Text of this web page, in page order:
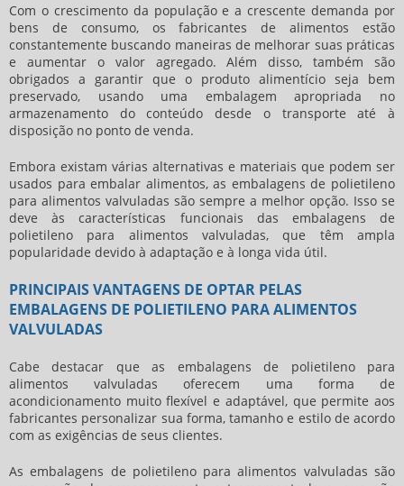
Com o crescimento da população e a crescente demanda por
bens de consumo, os fabricantes de alimentos estão
constantemente buscando maneiras de melhorar suas práticas
e aumentar o valor agregado. Além disso, também são
obrigados a garantir que o produto alimentício seja bem
preservado, usando uma embalagem apropriada no
armazenamento do conteúdo desde o transporte até à
disposição no ponto de venda.
Embora existam várias alternativas e materiais que podem ser
usados para embalar alimentos, as embalagens de polietileno
para alimentos valvuladas são sempre a melhor opção. Isso se
deve às características funcionais das embalagens de
polietileno para alimentos valvuladas, que têm ampla
popularidade devido à adaptação e à longa vida útil.
PRINCIPAIS VANTAGENS DE OPTAR PELAS
EMBALAGENS DE POLIETILENO PARA ALIMENTOS
VALVULADAS
Cabe destacar que as embalagens de polietileno para
alimentos valvuladas oferecem uma forma de
acondicionamento muito flexível e adaptável, que permite aos
fabricantes personalizar sua forma, tamanho e estilo de acordo
com as exigências de seus clientes.
Asembalagens de polietileno para alimentos valvuladas são